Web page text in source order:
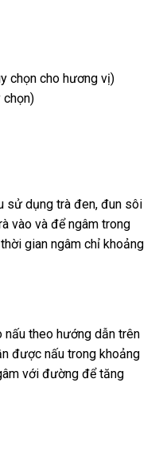
chọn cho hương vị)
chọn)
sử dụng trà đen, đun sôi
vào và để ngâm trong
gian ngâm chỉ khoảng
nấu theo hướng dẫn trên
được nấu trong khoảng
với đường để tăng